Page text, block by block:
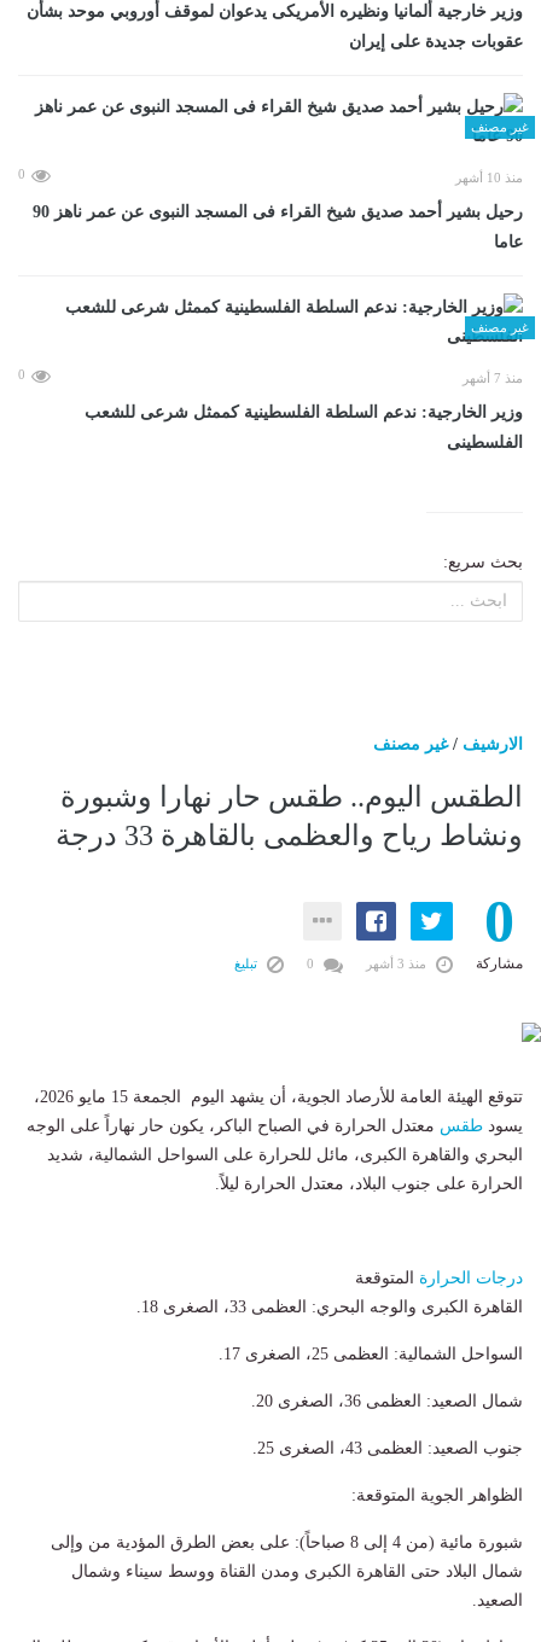
وزير خارجية ألمانيا ونظيره الأمريكى يدعوان لموقف أوروبي موحد بشأن
عقوبات جديدة على إيران
غير مصنف
منذ 10 أشهر 0
رحيل بشير أحمد صديق شيخ القراء فى المسجد النبوى عن عمر ناهز 90
عاما
غير مصنف
منذ 7 أشهر 0
وزير الخارجية: ندعم السلطة الفلسطينية كممثل شرعى للشعب
الفلسطينى
بحث سريع:
الارشيف /غير مصنف
الطقس اليوم.. طقس حار نهارا وشبورة
ونشاط رياح والعظمى بالقاهرة 33 درجة
0
مشاركة منذ 3 أشهر تبليغ
تتوقع الهيئة العامة للأرصاد الجوية، أن يشهد اليوم الجمعة 15 مايو 2026، ​
يسود طقس معتدل الحرارة في الصباح الباكر، ​يكون حار نهاراً على الوجه
البحري والقاهرة الكبرى، ​مائل للحرارة على السواحل الشمالية، ​شديد
الحرارة على جنوب البلاد، ​معتدل الحرارة ليلاً.
درجات الحرارة المتوقعة
​القاهرة الكبرى والوجه البحري: العظمى 33، الصغرى 18.
​السواحل الشمالية: العظمى 25، الصغرى 17.
​شمال الصعيد: العظمى 36، الصغرى 20.
​جنوب الصعيد: العظمى 43، الصغرى 25.
​الظواهر الجوية المتوقعة:
​شبورة مائية (من 4 إلى 8 صباحاً): على بعض الطرق المؤدية من وإلى
شمال البلاد حتى القاهرة الكبرى ومدن القناة ووسط سيناء وشمال
الصعيد.